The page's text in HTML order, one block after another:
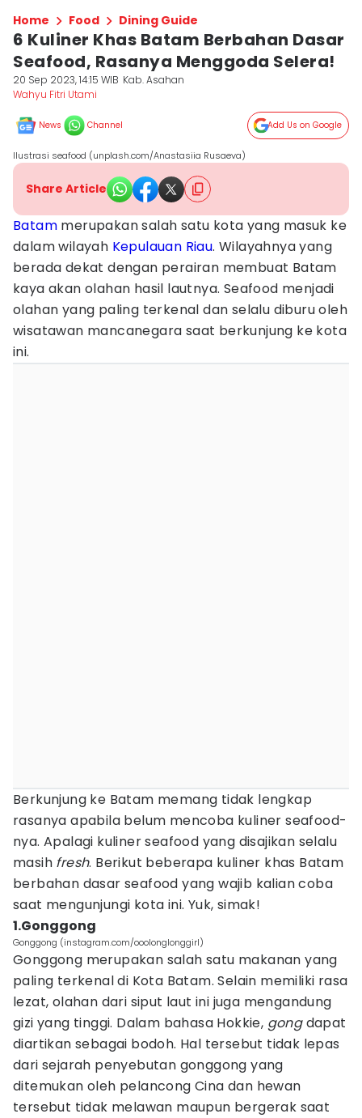
Home Food Dining Guide
6 Kuliner Khas Batam Berbahan Dasar
Seafood, Rasanya Menggoda Selera!
20 Sep 2023, 14:15 WIB Kab. Asahan
Wahyu Fitri Utami
News Channel Add Us on Google
Ilustrasi seafood (unplash.com/Anastasiia Rusaeva)
Share Article
Batam merupakan salah satu kota yang masuk ke
dalam wilayah Kepulauan Riau. Wilayahnya yang
berada dekat dengan perairan membuat Batam
kaya akan olahan hasil lautnya. Seafood menjadi
olahan yang paling terkenal dan selalu diburu oleh
wisatawan mancanegara saat berkunjung ke kota
ini.
Berkunjung ke Batam memang tidak lengkap
rasanya apabila belum mencoba kuliner seafood-
nya. Apalagi kuliner seafood yang disajikan selalu
masih fresh. Berikut beberapa kuliner khas Batam
berbahan dasar seafood yang wajib kalian coba
saat mengunjungi kota ini. Yuk, simak!
1.Gonggong
Gonggong (instagram.com/ooolonglonggirl)
Gonggong merupakan salah satu makanan yang
paling terkenal di Kota Batam. Selain memiliki rasa
lezat, olahan dari siput laut ini juga mengandung
gizi yang tinggi. Dalam bahasa Hokkie, gongdapat
diartikan sebagai bodoh. Hal tersebut tidak lepas
dari sejarah penyebutan gonggong yang
ditemukan oleh pelancong Cina dan hewan
tersebut tidak melawan maupun bergerak saat